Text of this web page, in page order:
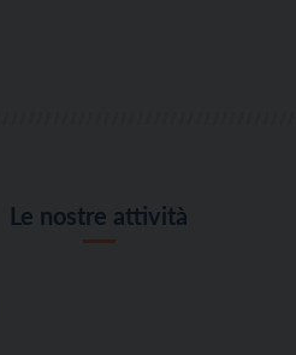
Le nostre attività